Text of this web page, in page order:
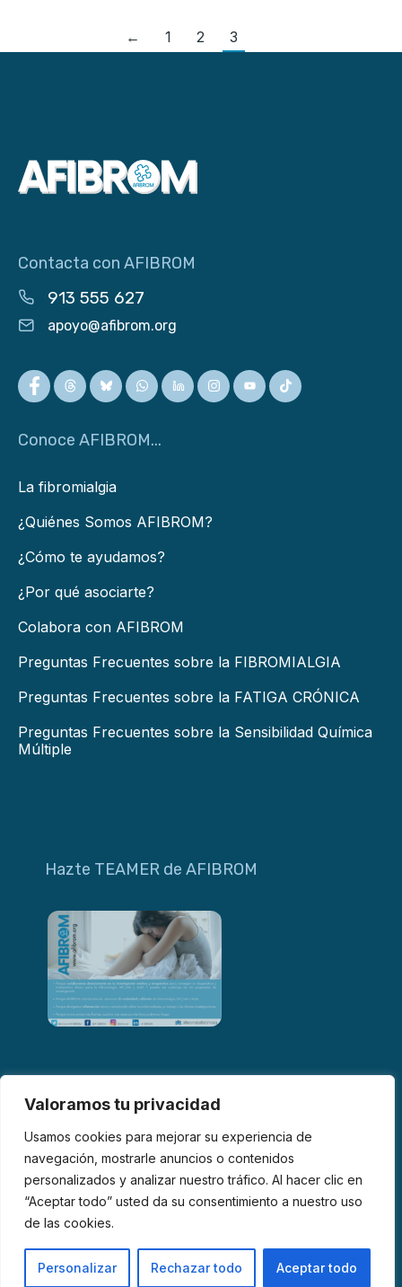
Valoramos tu privacidad
Usamos cookies para mejorar su experiencia de
navegación, mostrarle anuncios o contenidos
personalizados y analizar nuestro tráfico. Al hacer clic en
“Aceptar todo” usted da su consentimiento a nuestro uso
de las cookies.
Personalizar Rechazar todo Aceptar todo
← 1 2 3
Contacta con AFIBROM
913 555 627
apoyo@afibrom.org
Conoce AFIBROM...
La fibromialgia
¿Quiénes Somos AFIBROM?
¿Cómo te ayudamos?
¿Por qué asociarte?
Colabora con AFIBROM
Preguntas Frecuentes sobre la FIBROMIALGIA
Preguntas Frecuentes sobre la FATIGA CRÓNICA
Preguntas Frecuentes sobre la Sensibilidad Química
Múltiple
Hazte TEAMER de AFIBROM
© 2026 AFIBROM. Todos los derechos reservados.